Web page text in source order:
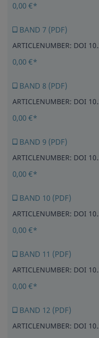
0,00 €*
BAND 7 (PDF)
ARTICLENUMBER: DOI
0,00 €*
BAND 8 (PDF)
ARTICLENUMBER: DOI
0,00 €*
BAND 9 (PDF)
ARTICLENUMBER: DOI
0,00 €*
BAND 10 (PDF)
ARTICLENUMBER: DOI
0,00 €*
BAND 11 (PDF)
ARTICLENUMBER: DOI
0,00 €*
BAND 12 (PDF)
ARTICLENUMBER: DOI